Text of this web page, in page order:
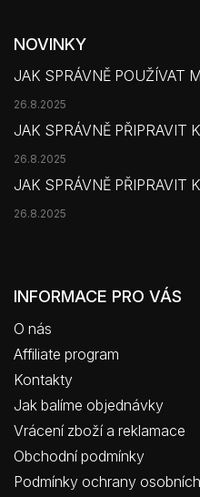
NOVINKY
JAK SPRÁVNĚ POUŽÍVAT
26.8.2025
JAK SPRÁVNĚ PŘIPRAVIT
26.8.2025
JAK SPRÁVNĚ PŘIPRAVIT
26.8.2025
INFORMACE PRO VÁS
O nás
Affiliate program
Kontakty
Jak balíme objednávky
Vrácení zboží a reklamace
Obchodní podmínky
Podmínky ochrany